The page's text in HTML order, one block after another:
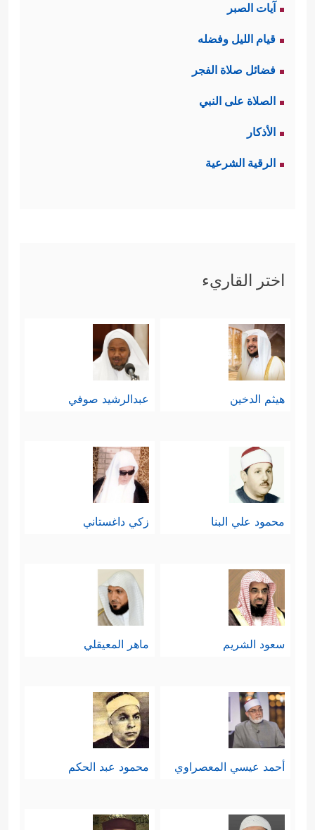
آيات الصبر
قيام الليل وفضله
فضائل صلاة الفجر
الصلاة على النبي
الأذكار
الرقية الشرعية
اختر القاريء
هيثم الدخين عبدالرشيد صوفي
محمود علي البنا زكي داغستاني
سعود الشريم ماهر المعيقلي
أحمد عيسي المعصراوي محمود عبد الحكم